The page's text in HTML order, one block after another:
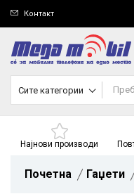
Контакт
Сите категории
Најнови производи
Почетна Гаџети